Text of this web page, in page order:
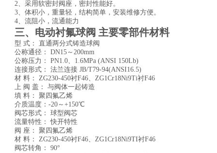
2、采用软密封阀座，密封性能好。
3、体积小，重量轻，结构简单，安装维修方便。
4、流阻小，流通能力
三、电动衬氟球阀 主要零部件材料
型 式： 直通两分式铸造球阀
公称通径： DN15～200mm
公称压力： PN1.0、1.6MPa (ANSI 150Lb)
连接形式： 法兰连接 JB/T79-94(ANSI16.5)
材 料： ZG230-450衬F46、ZG1Cr18Ni9Ti衬F46
上 阀 盖： 与阀体一起铸造
填 料： 聚四氟乙烯
介质温度：-20～+150℃
阀芯形式： 球型阀芯
流量特性： 快开特性
阀 座： 聚四氟乙烯
材 料： ZG230-450衬F46、ZG1Cr18Ni9TI衬F46
阀芯转角： 90°